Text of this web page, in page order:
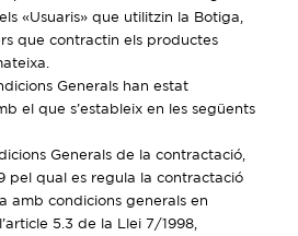
«Usuaris» que utilitzin la Botiga,
que contractin els productes
Generals han estat
el que s’estableix en les següents
Generals de la contractació,
pel qual es regula la contractació
amb condicions generals en
5.3 de la Llei 7/1998,